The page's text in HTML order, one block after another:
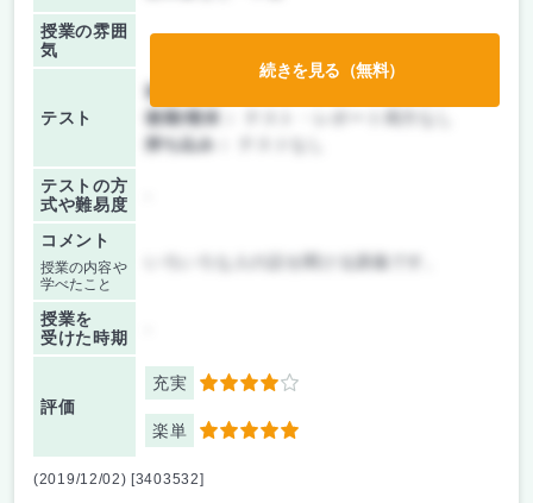
授業の雰囲
気
テスト
前期/中間：
後期/期末：
持ち込み：
テストの方
式や難易度
コメント
授業の内容や
学べたこと
いろいろな人の話を聞ける講義です。
授業を
受けた時期
評価
充実 4
楽単 5
続きを見る（無料）
(2019/12/02) [3403532]